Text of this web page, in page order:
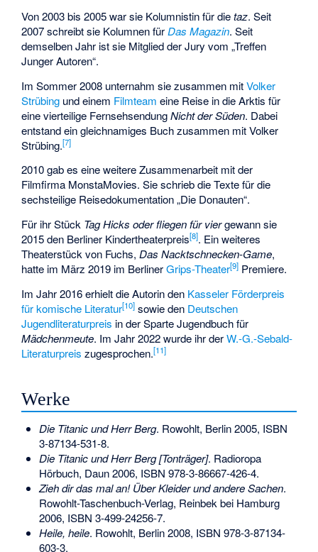
Von 2003 bis 2005 war sie Kolumnistin für dietaz. Seit
2007 schreibt sie Kolumnen fürDas Magazin. Seit
demselben Jahr ist sie Mitglied der Jury vom „Treffen
Junger Autoren“.
Im Sommer 2008 unternahm sie zusammen mitVolker
Strübing und einem Filmteam eine Reise in die Arktis für
eine vierteilige FernsehsendungNicht der Süden. Dabei
entstand ein gleichnamiges Buch zusammen mit Volker
Strübing.[7]
2010 gab es eine weitere Zusammenarbeit mit der
Filmfirma MonstaMovies. Sie schrieb die Texte für die
sechsteilige Reisedokumentation „Die Donauten“.
Für ihr Stück Tag Hicks oder fliegen für viergewann sie
2015 den Berliner Kindertheaterpreis[8]. Ein weiteres
Theaterstück von Fuchs,Das Nacktschnecken-Game,
hatte im März 2019 im BerlinerGrips-Theater[9] Premiere.
Im Jahr 2016 erhielt die Autorin den Kasseler Förderpreis
für komische Literatur[10] sowie den Deutschen
Jugendliteraturpreis in der Sparte Jugendbuch für
Mädchenmeute. Im Jahr 2022 wurde ihr derW.-G.-Sebald-
Literaturpreis zugesprochen.[11]
Werke
Die Titanic und Herr Berg. Rowohlt, Berlin 2005, ISBN
3-87134-531-8.
Die Titanic und Herr Berg [Tonträger]. Radioropa
Hörbuch, Daun 2006, ISBN 978-3-86667-426-4.
Zieh dir das mal an! Über Kleider und andere Sachen.
Rowohlt-Taschenbuch-Verlag, Reinbek bei Hamburg
2006, ISBN 3-499-24256-7.
Heile, heile. Rowohlt, Berlin 2008, ISBN 978-3-87134-
603-3.